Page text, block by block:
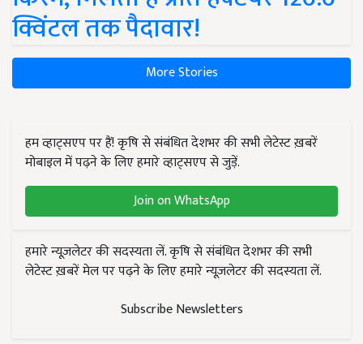
क्विंटल तक पैदावार!
More Stories
हम व्हाट्सएप पर हैं! कृषि से संबंधित देशभर की सभी लेटेस्ट ख़बरें
मोबाइल में पढ़ने के लिए हमारे व्हाट्सएप से जुड़ें.
Join on WhatsApp
हमारे न्यूज़लेटर की सदस्यता लें. कृषि से संबंधित देशभर की सभी
लेटेस्ट ख़बरें मेल पर पढ़ने के लिए हमारे न्यूज़लेटर की सदस्यता लें.
Subscribe Newsletters